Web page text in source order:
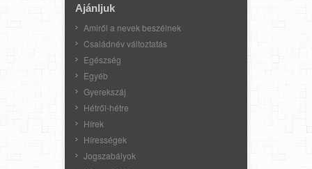
Ajánljuk
Amiről a nevek beszélnek
Családnév változtatás
Egészség
Egyéb
Gyerekszáj
Hétről-hétre
Hírek
Hírességek
Jogszabályok